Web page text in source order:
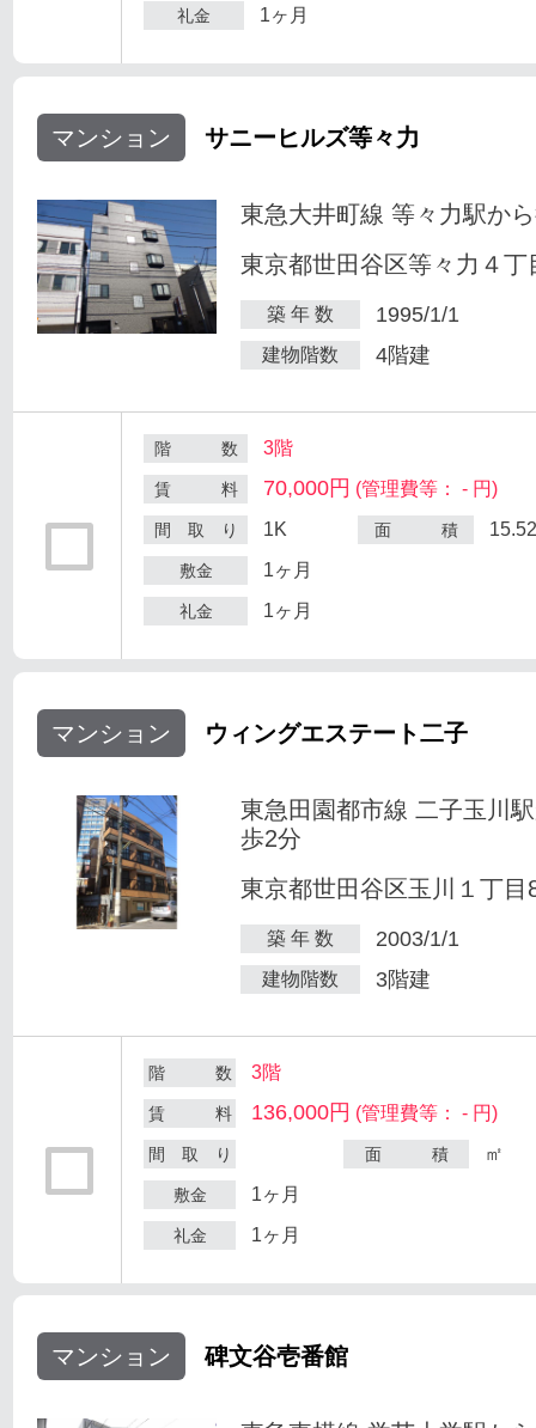
礼金 1ヶ月
マンション サニーヒルズ等々力
東急大井町線 等々力駅か
東京都世田谷区等々力４丁
築 年 数 1995/1/1
建物階数 4階建
階 数 3階
賃 料 70,000円 (管理費等： - 円)
間 取 り 1K 面 積
敷金 1ヶ月
礼金 1ヶ月
マンション ウィングエステート二子
東急田園都市線 二子玉川
歩2分
東京都世田谷区玉川１丁目
築 年 数 2003/1/1
建物階数 3階建
階 数 3階
賃 料 136,000円 (管理費等： - 円)
間 取 り 面 積 ㎡
敷金 1ヶ月
礼金 1ヶ月
マンション 碑文谷壱番館